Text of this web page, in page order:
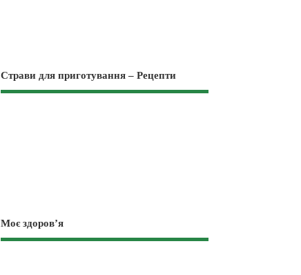
Страви для приготування – Рецепти
Моє здоров’я